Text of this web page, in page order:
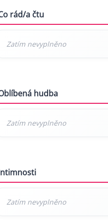
rád/a čtu
hudba